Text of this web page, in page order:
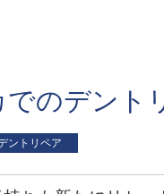
のデント
ントリペア